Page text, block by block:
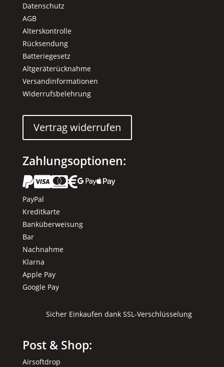
Datenschutz
AGB
Alterskontrolle
Rücksendung
Batteriegesetz
Altgeräterücknahme
Versandinformationen
Widerrufsbelehrung
Vertrag widerrufen
Zahlungsoptionen:
 
PayPal
Kreditkarte
Banküberweisung
Bar
Nachnahme
Klarna
Apple Pay
Google Pay
Sicher Einkaufen dank SSL-Verschlüsselung
Post & Shop:
Airsoftdrop